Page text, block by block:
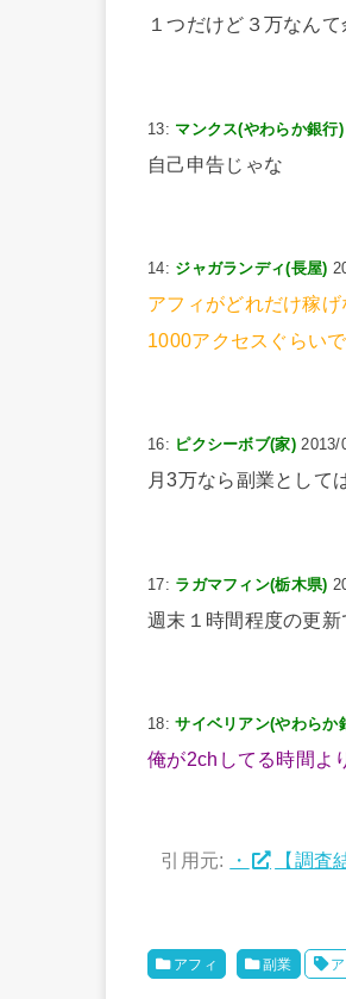
１つだけど３万なん
13: マンクス(やわらか銀行)
自己申告じゃな
14: ジャガランディ(長屋)
アフィがどれだけ稼
1000アクセスぐらい
16: ピクシーボブ(家)2013/
月3万なら副業として
17: ラガマフィン(栃木県)
週末１時間程度の更
18:サイベリアン(やわらか
俺が2chしてる時間よ
引用元: ・
【調
アフィ 副業